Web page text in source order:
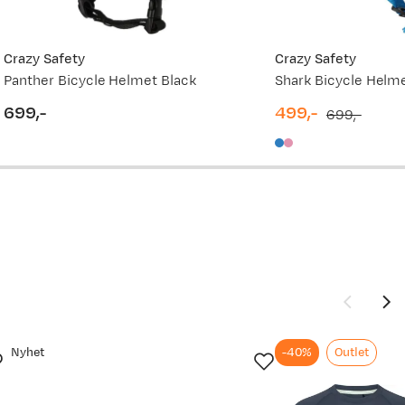
699,-
Crazy Safety
Panther Bicycle Helmet Black
699,-
Crazy Safety
Shark Bicycle
price
499,-
price
699,-
Nyhet -40% Outlet